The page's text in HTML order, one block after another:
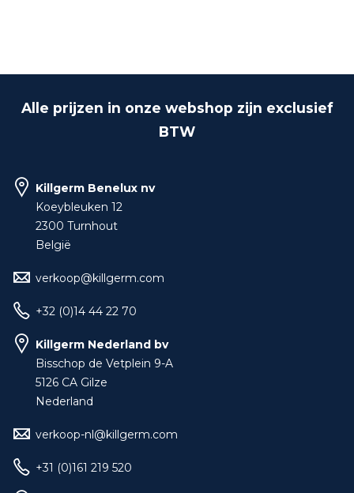
Alle prijzen in onze webshop zijn exclusief
BTW
Killgerm Benelux nv
Koeybleuken 12
2300 Turnhout
België
verkoop@killgerm.com
+32 (0)14 44 22 70
Killgerm Nederland bv
Bisschop de Vetplein 9-A
5126 CA Gilze
Nederland
verkoop-nl@killgerm.com
+31 (0)161 219 520